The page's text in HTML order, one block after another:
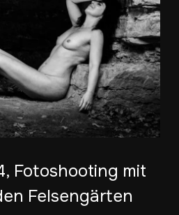
Fotoshooting mit
Felsengärten